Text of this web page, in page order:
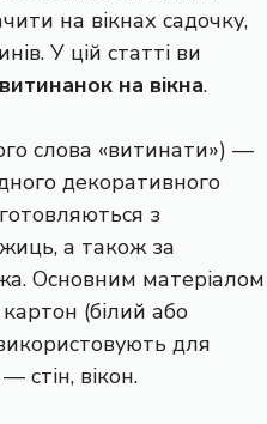
на вікнах садочку,
У цій статті ви
витинанок на вікна.
слова «витинати») —
декоративного
з
а також за
Основним матеріалом
(білий або
для
стін, вікон.